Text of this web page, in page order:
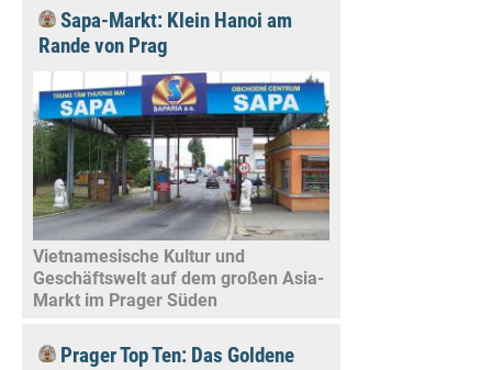
Sapa-Markt: Klein Hanoi am
Rande von Prag
Vietnamesische Kultur und
Geschäftswelt auf dem großen Asia-
Markt im Prager Süden
Prager Top Ten: Das Goldene